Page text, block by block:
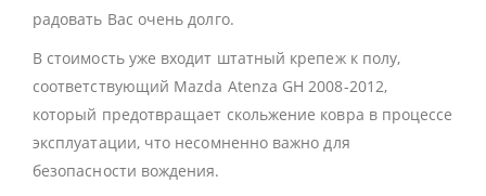
радовать Вас очень долго.
В стоимость уже входит штатный крепеж к полу,
соответствующий Mazda Atenza GH 2008-2012,
который предотвращает скольжение ковра в процессе
эксплуатации, что несомненно важно для
безопасности вождения.